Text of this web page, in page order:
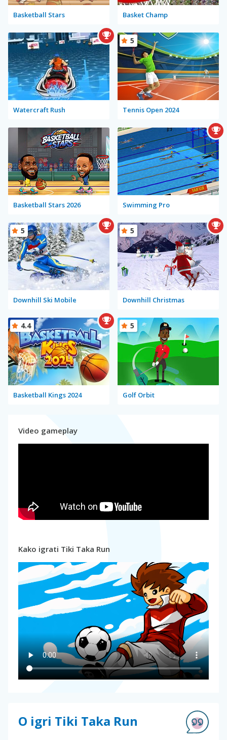
Basketball Stars Basket Champ
Watercraft Rush Tennis Open 2024
5
Basketball Stars 2026 Swimming Pro
Downhill Ski Mobile
5
Downhill Christmas
5
Basketball Kings 2024
4.4
Golf Orbit
5
Video gameplay
Kako igrati Tiki Taka Run
O igri Tiki Taka Run